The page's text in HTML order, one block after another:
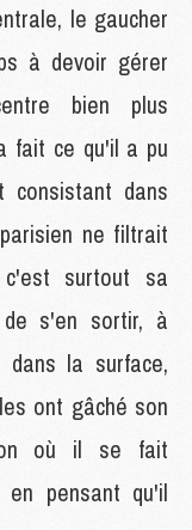
le gaucher
à devoir gérer
bien plus
fait ce qu'il a pu
dans
ne filtrait
surtout sa
s'en sortir, à
la surface,
ont gâché son
où il se fait
pensant qu'il